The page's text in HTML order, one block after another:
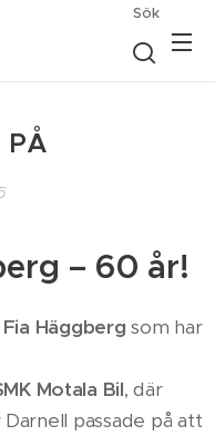
Sök
PÅ
– 60 år!
Fia Häggberg som har
Motala Bil, där
passade på att